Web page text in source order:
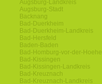
Augsburg-Landkreis
Augsburg-Stadt
Backnang
Bad-Duerkheim
Bad-Duerkheim-Landkreis
Bad-Hersfeld
Baden-Baden
Bad-Homburg-vor-der-Hoehe
Bad-Kissingen
Bad-Kissingen-Landkreis
Bad-Kreuznach
Bad-Kreuznach-Landkreis